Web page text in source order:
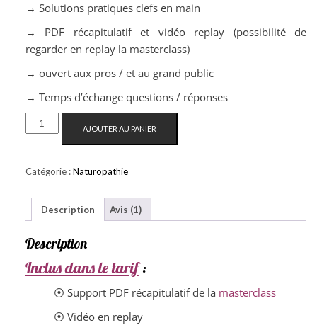
→ Solutions pratiques clefs en main
→ PDF récapitulatif et vidéo replay (possibilité de
regarder en replay la masterclass)
→ ouvert aux pros / et au grand public
→ Temps d’échange questions / réponses
AJOUTER AU PANIER
Catégorie :Naturopathie
Description Avis (1)
Description
Inclus dans le tarif:
⦿ Support PDF récapitulatif de la masterclass
⦿ Vidéo en replay